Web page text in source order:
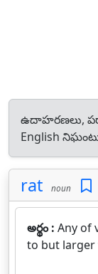
ఉదాహరణలు,
English
rat noun
అర్థం : Any of
to but larger